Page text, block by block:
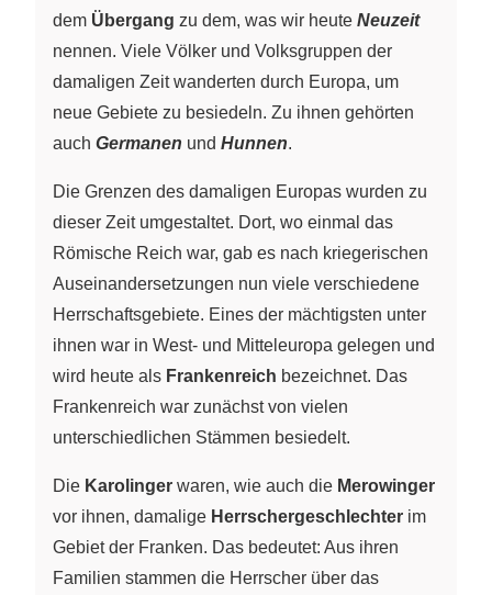
dem Übergang zu dem, was wir heute Neuzeit
nennen. Viele Völker und Volksgruppen der
damaligen Zeit wanderten durch Europa, um
neue Gebiete zu besiedeln. Zu ihnen gehörten
auch Germanen und Hunnen.
Die Grenzen des damaligen Europas wurden zu
dieser Zeit umgestaltet. Dort, wo einmal das
Römische Reich war, gab es nach kriegerischen
Auseinandersetzungen nun viele verschiedene
Herrschaftsgebiete. Eines der mächtigsten unter
ihnen war in West- und Mitteleuropa gelegen und
wird heute als Frankenreich bezeichnet. Das
Frankenreich war zunächst von vielen
unterschiedlichen Stämmen besiedelt.
Die Karolinger waren, wie auch die Merowinger
vor ihnen, damalige Herrschergeschlechter im
Gebiet der Franken. Das bedeutet: Aus ihren
Familien stammen die Herrscher über das